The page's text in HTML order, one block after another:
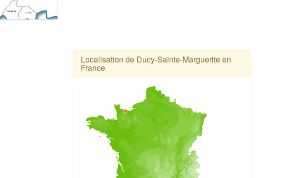
Localisation de Ducy-Sainte-Marguerite en
France